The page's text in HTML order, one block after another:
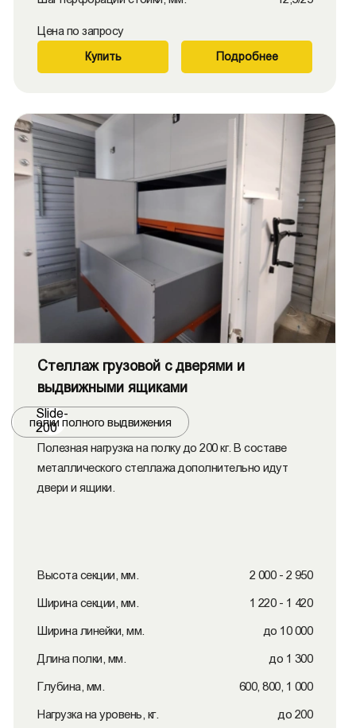
Цена по запросу
Купить Подробнее
Стеллаж грузовой с дверями и
выдвижными ящиками
Slide-
200
полки полного выдвижения
Полезная нагрузка на полку до 200 кг. В составе
металлического стеллажа дополнительно идут
двери и ящики.
Высота секции, мм. 2 000 - 2 950
Ширина секции, мм. 1 220 - 1 420
Ширина линейки, мм. до 10 000
Длина полки, мм. до 1 300
Глубина, мм. 600, 800, 1 000
Нагрузка на уровень, кг. до 200